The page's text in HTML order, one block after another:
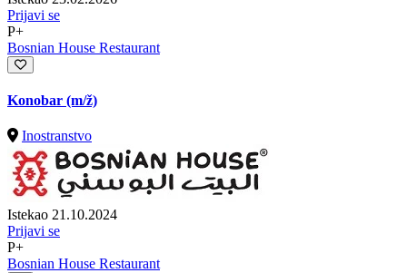
Prijavi se
P+
Bosnian House Restaurant
Konobar (m/ž)
Inostranstvo
Istekao 21.10.2024
Prijavi se
P+
Bosnian House Restaurant